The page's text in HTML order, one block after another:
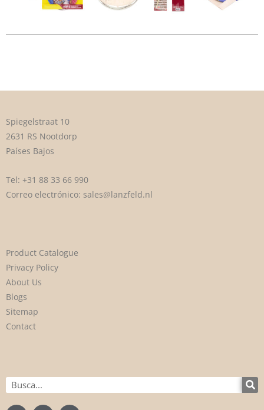
Spiegelstraat 10
2631 RS Nootdorp
Países Bajos
Tel: +31 88 33 66 990
Correo electrónico: sales@lanzfeld.nl
Product Catalogue
Privacy Policy
About Us
Blogs
Sitemap
Contact
Buscar